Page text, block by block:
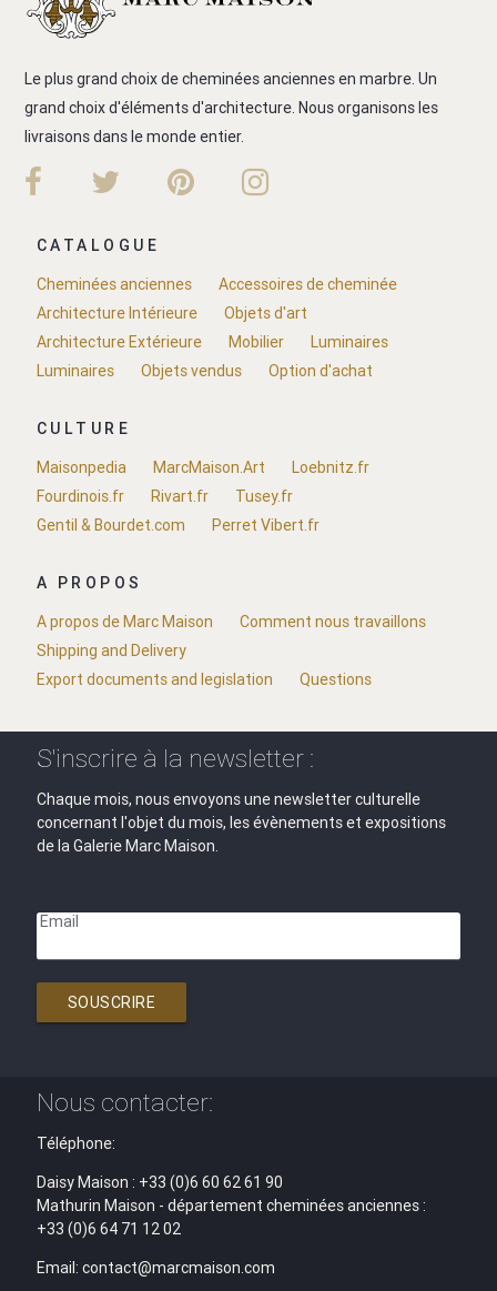
Le plus grand choix de cheminées anciennes en marbre. Un
grand choix d'éléments d'architecture. Nous organisons les
livraisons dans le monde entier.
CATALOGUE
Cheminées anciennes
Accessoires de cheminée
Architecture Intérieure
Objets d'art
Architecture Extérieure
Mobilier
Luminaires
Luminaires
Objets vendus Option d'achat
CULTURE
Maisonpedia
MarcMaison.Art
Loebnitz.fr
Fourdinois.fr
Rivart.fr
Tusey.fr
Gentil & Bourdet.com
Perret Vibert.fr
A PROPOS
A propos de Marc Maison
Comment nous travaillons
Shipping and Delivery
Export documents and legislation
Questions
S'inscrire à la newsletter :
Chaque mois, nous envoyons une newsletter culturelle
concernant l'objet du mois, les évènements et expositions
de la Galerie Marc Maison.
Email
SOUSCRIRE
Nous contacter:
Téléphone:
Daisy Maison : +33 (0)6 60 62 61 90
Mathurin Maison - département cheminées anciennes :
+33 (0)6 64 71 12 02
Email: contact@marcmaison.com